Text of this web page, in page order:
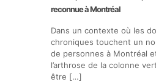
reconnue à Montréal
Dans un contexte où les
chroniques touchent un
de personnes à Montréal
l’arthrose de la colonne
être […]